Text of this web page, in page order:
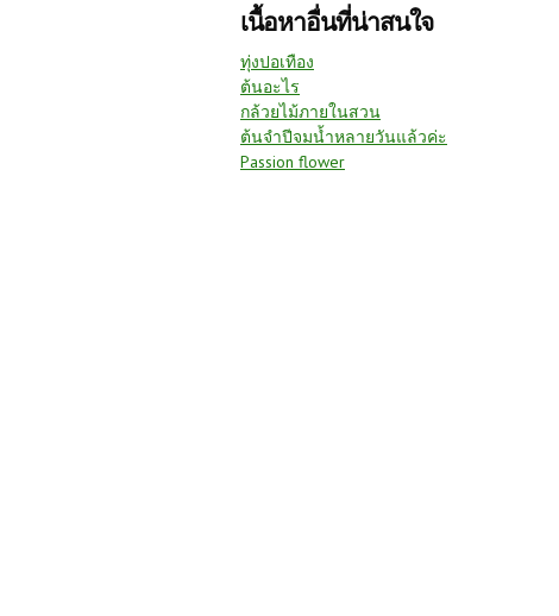
เนื้อหาอื่นที่น่าสนใจ
ทุ่งปอเทือง
ต้นอะไร
กล้วยไม้ภายในสวน
ต้นจำปีจมน้ำหลายวันแล้วค่ะ
Passion flower